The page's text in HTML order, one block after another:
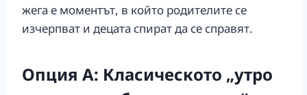
жега е моментът, в който родителите се
изчерпват и децата спират да се справят.
Опция A: Класическото „утро